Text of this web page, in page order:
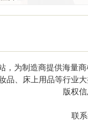
，为制造商提供海量
品、床上用品等行业
版权信
联